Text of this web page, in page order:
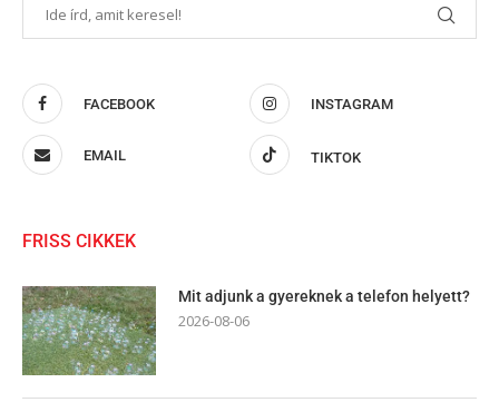
FACEBOOK INSTAGRAM
EMAIL TIKTOK
FRISS CIKKEK
Mit adjunk a gyereknek a telefon helyett?
2026-08-06